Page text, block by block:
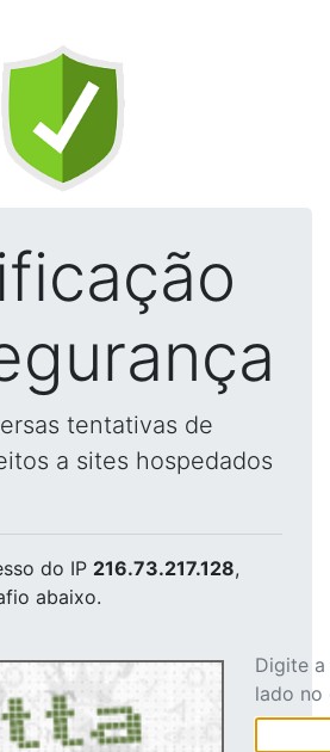
tentativas de
a sites hospedados
do IP 216.73.217.128,
abaixo.
Digite
lado no